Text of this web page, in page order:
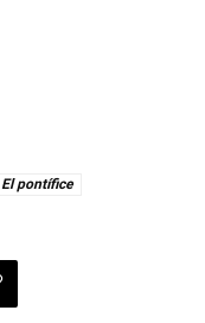
El pontífice